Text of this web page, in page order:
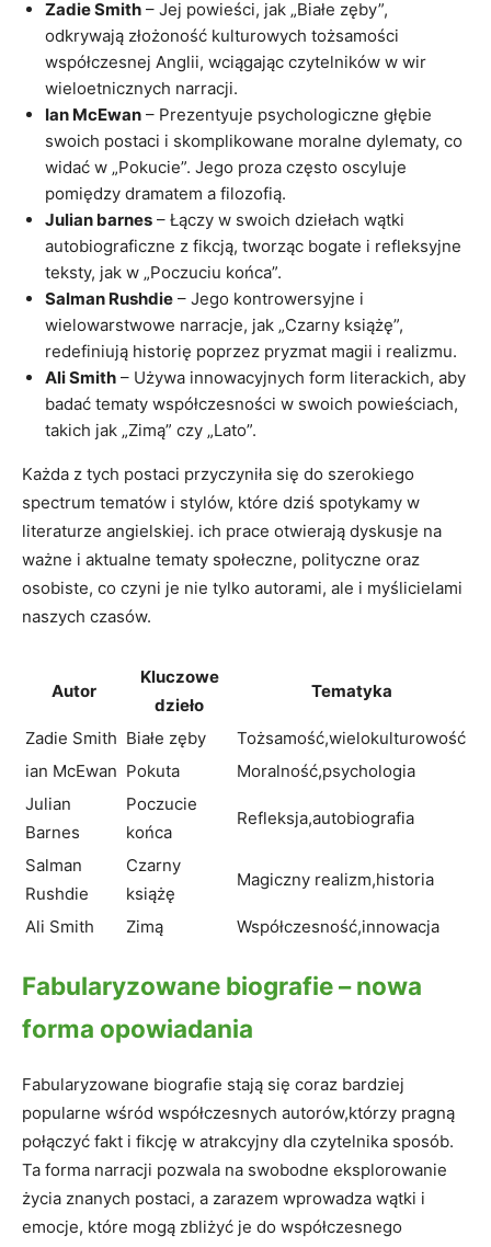
Zadie Smith – Jej powieści, jak „Białe zęby”,
odkrywają złożoność kulturowych tożsamości
współczesnej Anglii, wciągając czytelników w wir
wieloetnicznych narracji.
Ian McEwan – Prezentyuje psychologiczne głębie
swoich postaci i skomplikowane moralne dylematy, co
widać w „Pokucie”. Jego proza często oscyluje
pomiędzy dramatem a filozofią.
Julian barnes – Łączy w swoich dziełach wątki
autobiograficzne z fikcją, tworząc bogate i refleksyjne
teksty, jak w „Poczuciu końca”.
Salman Rushdie – Jego kontrowersyjne i
wielowarstwowe narracje, jak „Czarny książę”,
redefiniują historię poprzez pryzmat magii i realizmu.
Ali Smith – Używa innowacyjnych form literackich, aby
badać tematy współczesności w swoich powieściach,
takich jak „Zimą” czy „Lato”.
Każda z tych postaci przyczyniła się do szerokiego
spectrum tematów i stylów, które dziś spotykamy w
literaturze angielskiej. ich prace otwierają dyskusje na
ważne i aktualne tematy społeczne, polityczne oraz
osobiste, co czyni je nie tylko autorami, ale i myślicielami
naszych czasów.
Autor
Kluczowe
dzieło
Tematyka
Zadie Smith Białe zęby
Tożsamość,wielokulturowość
ian McEwan Pokuta
Moralność,psychologia
Julian
Barnes
Poczucie
końca
Refleksja,autobiografia
Salman
Rushdie
Czarny
książę
Magiczny realizm,historia
Ali Smith Zimą Współczesność,innowacja
Fabularyzowane biografie – nowa
forma opowiadania
Fabularyzowane biografie stają się coraz bardziej
popularne wśród współczesnych autorów,którzy pragną
połączyć fakt i fikcję w atrakcyjny dla czytelnika sposób.
Ta forma narracji pozwala na swobodne eksplorowanie
życia znanych postaci, a zarazem wprowadza wątki i
emocje, które mogą zbliżyć je do współczesnego